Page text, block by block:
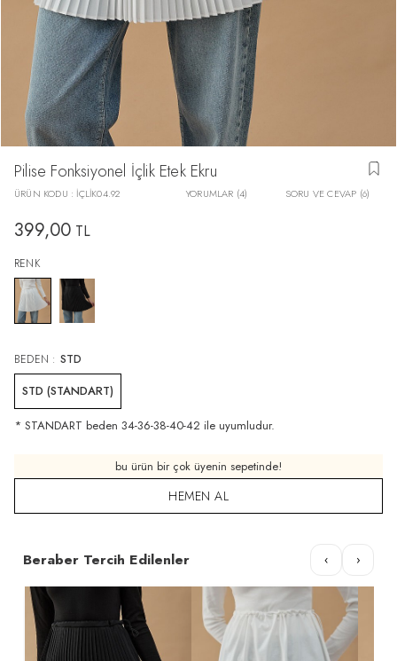
Pilise Fonksiyonel İçlik Etek Ekru
ÜRÜN KODU : İÇLİK04.92 YORUMLAR (4) SORU VE CEVAP (6)
399,00 TL
RENK
BEDEN : STD
STD (STANDART)
* STANDART beden 34-36-38-40-42 ile uyumludur.
bu ürün bir çok üyenin sepetinde!
HEMEN AL
Beraber Tercih Edilenler ‹ ›